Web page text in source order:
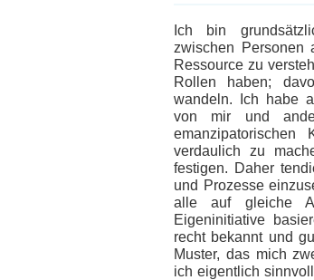
Ich bin
zwischen Personen
Ressource zu
Rollen haben;
wandeln. Ich habe
von mir und
emanzipatorischen
verdaulich zu
festigen. Daher
und Prozesse
alle auf gleiche
Eigeninitiative
recht bekannt und
Muster, das mich
ich eigentlich